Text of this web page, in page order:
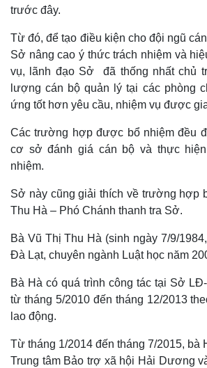
Thế giới
Quan sát
Cuộc sống đó đây
Video
Ảnh
trước đây.
Từ đó, để tạo điều kiện cho đội ngũ
Sở nâng cao ý thức trách nhiệm và
vụ, lãnh đạo Sở đã thống nhất chủ
lượng cán bộ quản lý tại các phòng
ứng tốt hơn yêu cầu, nhiệm vụ được
Các trường hợp được bổ nhiệm đều
cơ sở đánh giá cán bộ và thực
nhiệm.
Sở này cũng giải thích về trường hợp
Thu Hà – Phó Chánh thanh tra Sở.
Bà Vũ Thị Thu Hà (sinh ngày 7/9/
Đà Lạt, chuyên ngành Luật học năm
Bà Hà có quá trình công tác tại Sở
từ tháng 5/2010 đến tháng 12/2013
lao động.
Từ tháng 1/2014 đến tháng 7/2015, bà
Trung tâm Bảo trợ xã hội Hải Dương